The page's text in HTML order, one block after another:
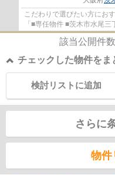
こだわりで選びたい方にお
「■専任物件 ■茨木市水尾
所に、フレスコ 水尾店があ
該当公開件数
チェックした物件をま
検討リストに追加
さらに
物件